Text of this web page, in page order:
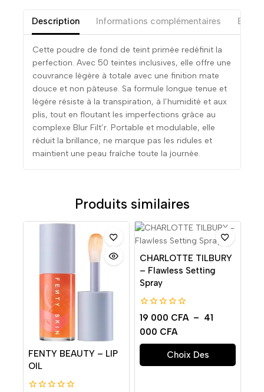
Description Informations complémentaires
Cette poudre de fond de teint primée redéfinit la
perfection. Avec 50 teintes inclusives, elle offre une
couvrance légère à totale avec une finition mate
douce et non pâteuse. Sa formule longue tenue et
légère résiste à la transpiration, à l’humidité et aux
plis, tout en floutant les imperfections grâce au
complexe Blur Filt’r. Portable et modulable, elle
réduit la brillance, ne marque pas les ridules et
maintient une peau fraîche toute la journée.
Produits similaires
FENTY BEAUTY – LIP
OIL
CHARLOTTE TILBURY
– Flawless Setting
Spray
0
de
5
19 000 CFA – 41
000 CFA
Choix Des